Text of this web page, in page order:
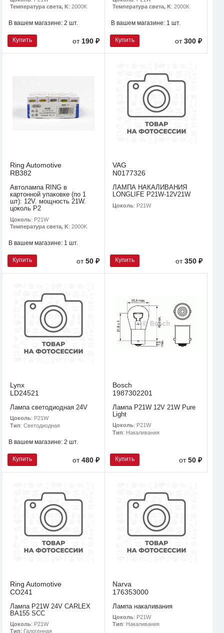
Температура света, K: 2000K
В вашем магазине: 2 шт.
Купить от190 ₽
Температура света, K: 2000K
В вашем магазине: 1 шт.
Купить от300 ₽
Ring Automotive
RB382
Автолампа RING в
картонной упаковке (по 1
шт): 12V. мощность 21W.
цоколь P2
Цоколь: P21W
Температура света, K: 2000K
В вашем магазине: 1 шт.
Купить от50 ₽
VAG
N0177326
ЛАМПА НАКАЛИВАНИЯ
LONGLIFE P21W-12V21W
Цоколь: P21W
Купить от350 ₽
Lynx
LD24521
Лампа светодиодная 24V
Цоколь: P21W
Тип: Светодиодная
В вашем магазине: 2 шт.
Купить от480 ₽
Bosch
1987302201
Лампа P21W 12V 21W Pure
Light
Цоколь: P21W
Тип: Накаливания
Купить от50 ₽
Ring Automotive
CO241
Лампа P21W 24V CARLEX
BA155 SCC
Цоколь: P21W
Тип: Галогенная
Narva
176353000
Лампа накаливания
Цоколь: P21W
Тип: Накаливания